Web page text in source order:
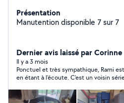
Présentation
Manutention disponible 7 sur 7
Dernier avis laissé par
Il y a 3 mois
Ponctuel et très sympathique, Rami
en étant à l'écoute. C'est un voisin